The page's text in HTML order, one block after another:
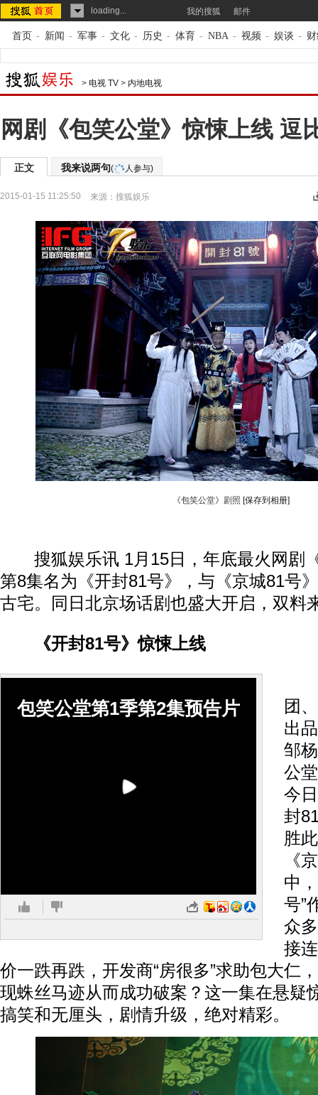
loading... 我的搜狐 邮件
首页 - 新闻 - 军事 - 文化 - 历史 - 体育 - NBA - 视频 - 娱谈 -
> 电视 TV > 内地电视
网剧《包笑公堂》惊悚上线 逗
正文 我来说两句( 人参与)
2015-01-15 11:25:50 来源： 搜狐娱乐
《包笑公堂》剧照 [保存到相册]
搜狐娱乐讯 1月15日，年底最火网剧
第8集名为《开封81号》，与《京城81号
古宅。同日北京场话剧也盛大开启，双料
《开封81号》惊悚上线
包笑公堂第1季第2集预告片
团
出
邹
公
今
封
胜
《
中
号”
众
接
价一跌再跌，开发商“房很多”求助包大仁
现蛛丝马迹从而成功破案？这一集在悬疑
搞笑和无厘头，剧情升级，绝对精彩。